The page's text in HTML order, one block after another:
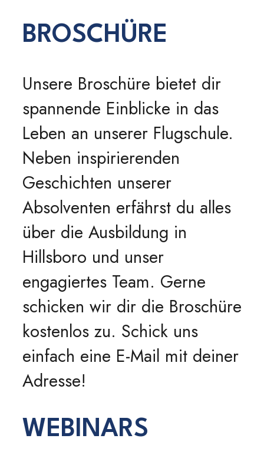
BROSCHÜRE
Unsere Broschüre bietet dir
spannende Einblicke in das
Leben an unserer Flugschule.
Neben inspirierenden
Geschichten unserer
Absolventen erfährst du alles
über die Ausbildung in
Hillsboro und unser
engagiertes Team. Gerne
schicken wir dir die Broschüre
kostenlos zu. Schick uns
einfach eine E-Mail mit deiner
Adresse!
WEBINARS